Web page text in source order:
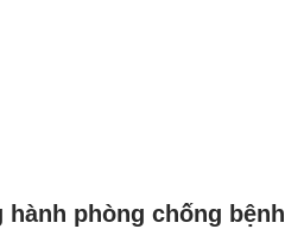
hành phòng chống bệnh